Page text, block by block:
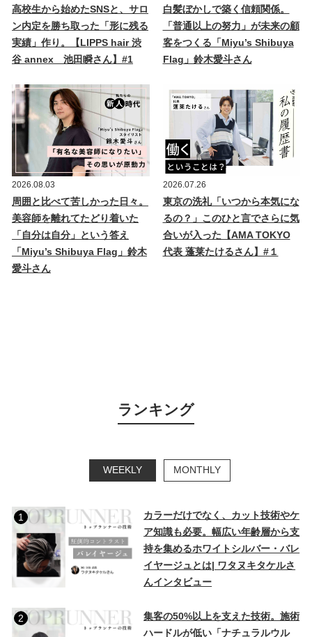
高校生から始めたSNSと、サロ
ン内定を勝ち取った「形に残る
実績」作り。【LIPPS hair 渋
谷 annex 池田瞬さん】#1
白髪ぼかしで築く信頼関係。
「普通以上の努力」が未来の顧
客をつくる「Miyu’s Shibuya
Flag」鈴木愛斗さん
2026.08.03
周囲と比べて苦しかった日々。
美容師を離れてたどり着いた
「自分は自分」という答え
「Miyu’s Shibuya Flag」鈴木
愛斗さん
2026.07.26
東京の洗礼「いつから本気にな
るの？」このひと言でさらに気
合いが入った【AMA TOKYO
代表 蓬莱たけるさん】#１
ランキング
WEEKLY MONTHLY
1
カラーだけでなく、カット技術やケ
ア知識も必要。幅広い年齢層から支
持を集めるホワイトシルバー・バレ
イヤージュとは| ワタヌキタケルさ
んインタビュー
2
集客の50%以上を支えた技術。施術
ハードルが低い「ナチュラルウル